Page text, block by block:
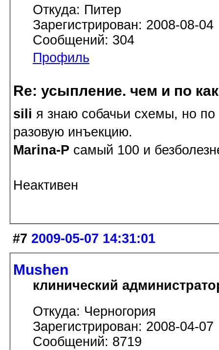
Откуда: Питер
Зарегистрирован: 2008-08-04
Сообщений: 304
Профиль
Re: усыпление. чем и по
sili я знаю собачьи схемы, но по
разовую инъекцию.
Marina-P самый 100 и
Неактивен
#7 2009-05-07 14:31:01
Mushen
клинический
Откуда: Черногория
Зарегистрирован: 2008-04-07
Сообщений: 8719